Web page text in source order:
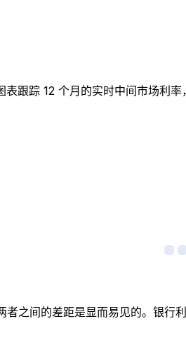
跟踪 12 个月的实时中间市场利
之间的差距是显而易见的。银行